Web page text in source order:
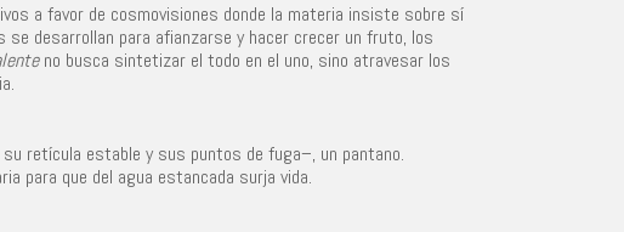
a favor de cosmovisiones donde la materia insiste sobre sí
desarrollan para afianzarse y hacer crecer un fruto, los
no busca sintetizar el todo en el uno, sino atravesar los
retícula estable y sus puntos de fuga–, un pantano.
para que del agua estancada surja vida.